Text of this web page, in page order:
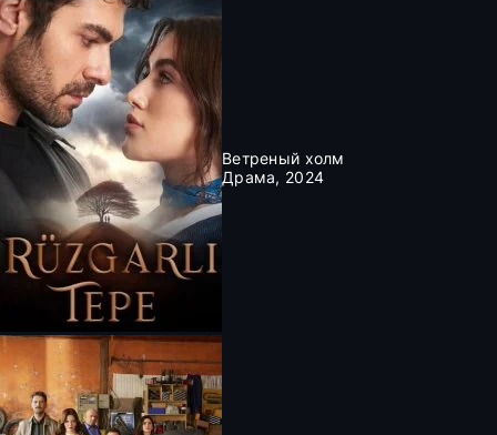
Ветреный холм
Драма, 2024